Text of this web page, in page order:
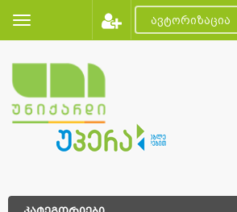
ავტორიზაცია